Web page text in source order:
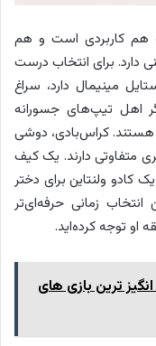
هم کاربردی است و هم
دارد. برای انتخاب درست
مینیمال دارد، سراغ
اهل تیپ‌های جسورانه
کراس‌بادی، دوشی
متفاوتی دارند. یک کیف
کادو ولنتاین برای دختر
زمانی حرفه‌ای‌تر
توجه کرده‌اید.
12 تا از غم انگیز ترین بازی های